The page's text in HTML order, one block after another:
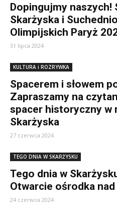
Dopingujmy naszych!
Skarżyska i
Olimpijskich Paryż
31 lipca 2024
KULTURA i ROZRYWKA
Spacerem i słowem
Zapraszamy na
spacer historyczny w
Skarżyska
27 czerwca 2024
TEGO DNIA W SKARŻYSKU
Tego dnia w
Otwarcie ośrodka
24 czerwca 2024